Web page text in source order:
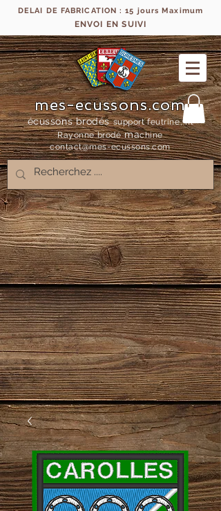
DELAI DE FABRICATION : 15 jours Maximum
ENVOI EN SUIVI
mes-ecussons.com
écussons brodés support feutrine, fil
Rayonne brodémachine
contact@mes-ecussons.com